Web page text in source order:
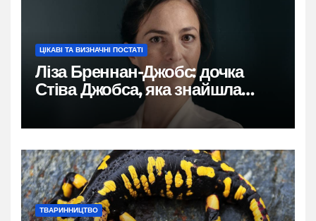
ЦІКАВІ ТА ВИЗНАЧНІ ПОСТАТІ
Ліза Бреннан-Джобс: дочка
Стіва Джобса, яка знайшла
власний голос
ТВАРИННИЦТВО